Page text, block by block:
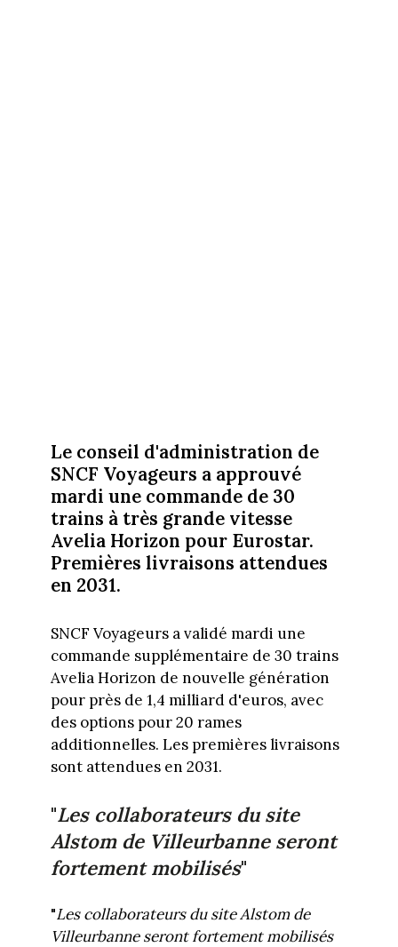
Le conseil d'administration de
SNCF Voyageurs a approuvé
mardi une commande de 30
trains à très grande vitesse
Avelia Horizon pour Eurostar.
Premières livraisons attendues
en 2031.
SNCF Voyageurs a validé mardi une
commande supplémentaire de 30 trains
Avelia Horizon de nouvelle génération
pour près de 1,4 milliard d'euros, avec
des options pour 20 rames
additionnelles. Les premières livraisons
sont attendues en 2031.
"Les collaborateurs du site
Alstom de Villeurbanne seront
fortement mobilisés"
"Les collaborateurs du site Alstom de
Villeurbanne seront fortement mobilisés